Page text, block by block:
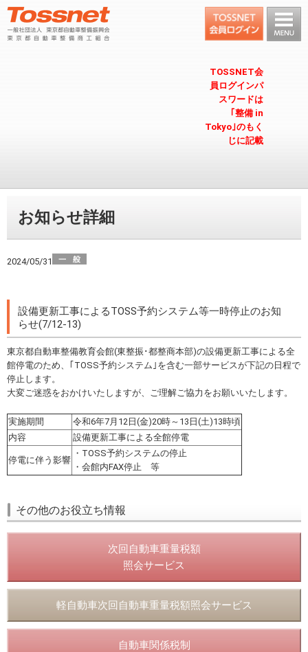
TOSSNET会
員ログインパ
スワードは
｢整備 in
Tokyo｣のもく
じに記載
お知らせ詳細
2024/05/31
設備更新工事によるTOSS予約システム等一時停止のお知
らせ(7/12-13)
東京都自動車整備教育会館(東整振･都整商本部)の設備更新工事による全
館停電のため、｢TOSS予約システム｣を含む一部サービスが下記の日程で
停止します。
大変ご迷惑をおかけいたしますが、ご理解ご協力をお願いいたします。
実施期間
令和6年7月12日(金)20時～13日(土)13時頃
内容
設備更新工事による全館停電
停電に伴う影響
・TOSS予約システムの停止
・会館内FAX停止 等
その他のお役立ち情報
次回自動車重量税額
照会サービス
軽自動車次回自動車重量税額照会サービス
自動車関係税制